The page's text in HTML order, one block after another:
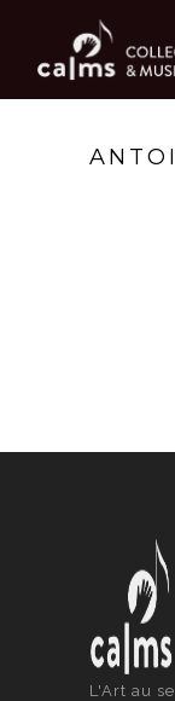
L'Art au